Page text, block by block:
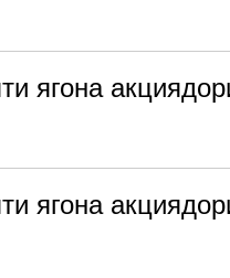
ягона
ягона